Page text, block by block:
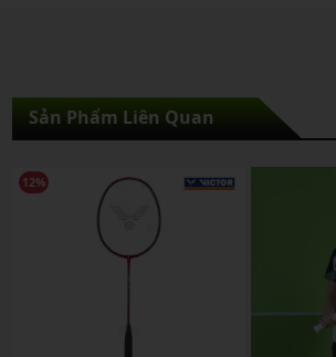
Sản Phẩm Liên Quan
12%